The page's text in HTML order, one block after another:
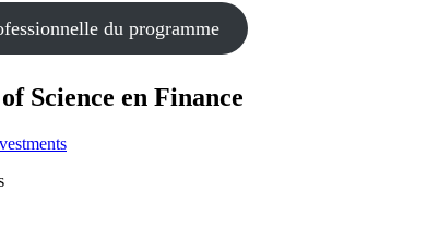
du programme
Science en Finance